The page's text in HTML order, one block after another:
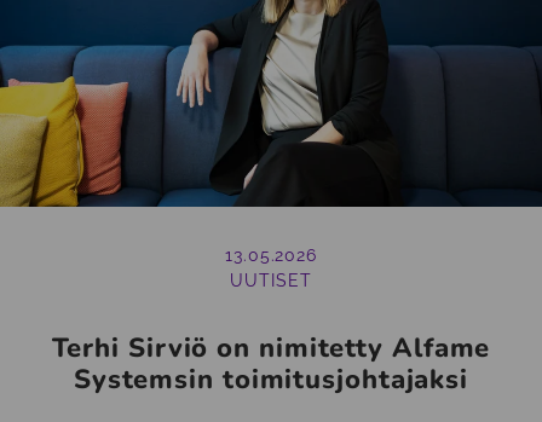
13.05.2026
UUTISET
Terhi Sirviö on nimitetty Alfame
Systemsin toimitusjohtajaksi